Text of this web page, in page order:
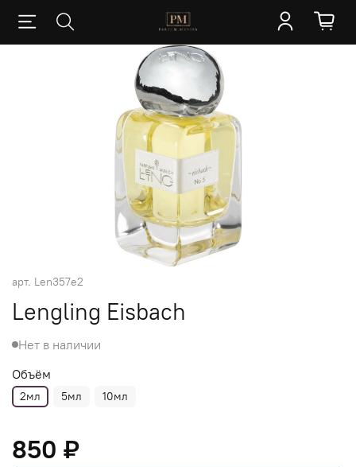
арт. Len357e2
Lengling Eisbach
Нет в наличии
Объём
2мл 5мл 10мл
850 ₽